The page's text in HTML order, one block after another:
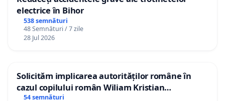
electrice în Bihor
538 semnături
48 Semnături / 7 zile
28 Jul 2026
Solicităm implicarea autorităților române în
cazul copilului român Wiliam Kristian
Gheorghe, aflat în plasament în Danemarca de
54 semnături